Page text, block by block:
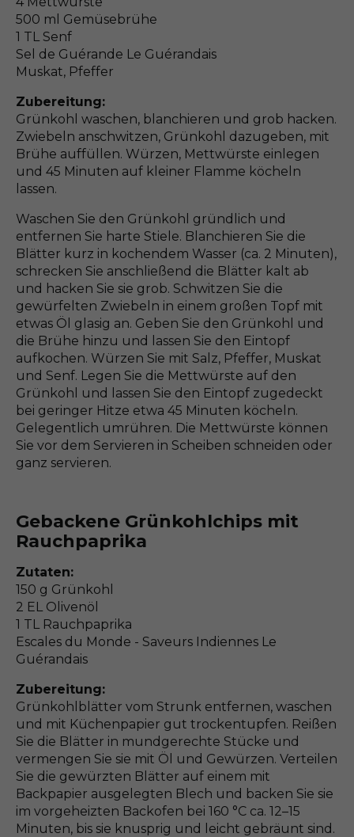
500 ml Gemüsebrühe
1 TL Senf
Sel de Guérande Le Guérandais
Muskat, Pfeffer
Zubereitung:
Grünkohl waschen, blanchieren und grob hacken.
Zwiebeln anschwitzen, Grünkohl dazugeben, mit
Brühe auffüllen. Würzen, Mettwürste einlegen
und 45 Minuten auf kleiner Flamme köcheln
lassen.
Waschen Sie den Grünkohl gründlich und
entfernen Sie harte Stiele. Blanchieren Sie die
Blätter kurz in kochendem Wasser (ca. 2 Minuten),
schrecken Sie anschließend die Blätter kalt ab
und hacken Sie sie grob. Schwitzen Sie die
gewürfelten Zwiebeln in einem großen Topf mit
etwas Öl glasig an. Geben Sie den Grünkohl und
die Brühe hinzu und lassen Sie den Eintopf
aufkochen. Würzen Sie mit Salz, Pfeffer, Muskat
und Senf. Legen Sie die Mettwürste auf den
Grünkohl und lassen Sie den Eintopf zugedeckt
bei geringer Hitze etwa 45 Minuten köcheln.
Gelegentlich umrühren. Die Mettwürste können
Sie vor dem Servieren in Scheiben schneiden oder
ganz servieren.
Gebackene Grünkohlchips mit
Rauchpaprika
Zutaten:
150 g Grünkohl
2 EL Olivenöl
1 TL Rauchpaprika
Escales du Monde - Saveurs Indiennes Le
Guérandais
Zubereitung:
Grünkohlblätter vom Strunk entfernen, waschen
und mit Küchenpapier gut trockentupfen. Reißen
Sie die Blätter in mundgerechte Stücke und
vermengen Sie sie mit Öl und Gewürzen. Verteilen
Sie die gewürzten Blätter auf einem mit
Backpapier ausgelegten Blech und backen Sie sie
im vorgeheizten Backofen bei 160 °C ca. 12–15
Minuten, bis sie knusprig und leicht gebräunt sind.